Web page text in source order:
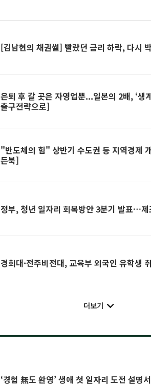
[김남현의 채권썰] 빨랐던 금리 하락, 다시
은퇴 후 갈 곳은 자영업뿐...일본의 2배, ‘생
출구전략으로]
"반도체의 힘" 상반기 수도권 등 지역경제
든북]
정부, 청년 일자리 회복방안 3분기 발표…
경희대·전주비전대, 교육부 외국인 유학생
더보기
‘경험 無도 환영’ 생애 첫 일자리 도전 설명서